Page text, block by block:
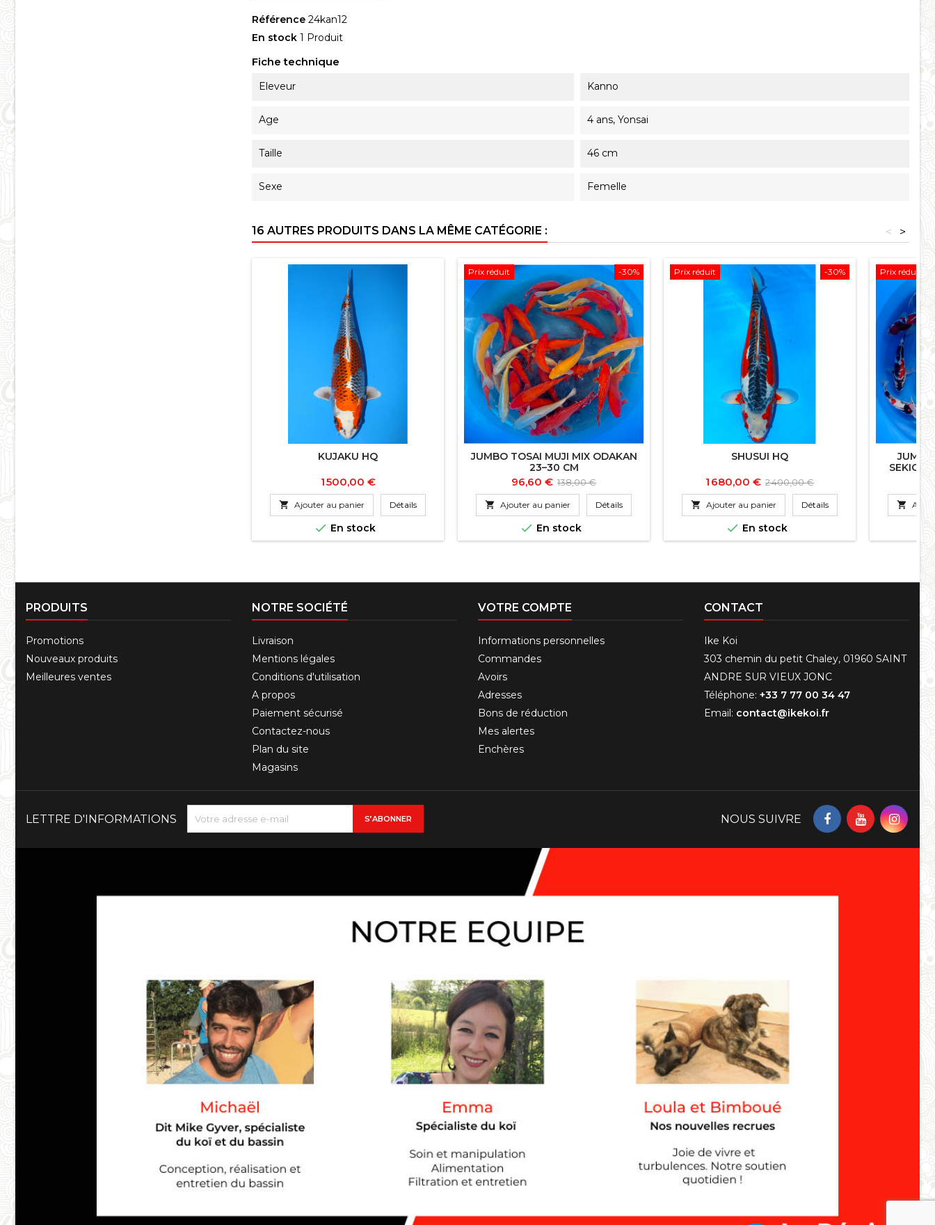
Référence 24kan12
En stock 1 Produit
Fiche technique
Eleveur Kanno
Age 4 ans, Yonsai
Taille 46 cm
Sexe Femelle
16 AUTRES PRODUITS DANS LA MÊME CATÉGORIE : >
<
KUJAKU HQ
Prix
1 500,00 €
 Ajouter au panier Détails
 En stock
-30%
Prix réduit
JUMBO TOSAI MUJI MIX ODAKAN
23–30 CM
Prix
96,60 € Prix
de
base
138,00 €
 Ajouter au panier Détails
 En stock
-30%
Prix réduit
SHUSUI HQ
Prix
1 680,00 € Prix
de
base
2 400,00 €
 Ajouter au panier Détails
 En stock
Prix réduit

PRODUITS
Promotions
Nouveaux produits
Meilleures ventes
NOTRE SOCIÉTÉ
Livraison
Mentions légales
Conditions d'utilisation
A propos
Paiement sécurisé
Contactez-nous
Plan du site
Magasins
VOTRE COMPTE
Informations personnelles
Commandes
Avoirs
Adresses
Bons de réduction
Mes alertes
Enchères
CONTACT
Ike Koi
303 chemin du petit Chaley, 01960 SAINT
ANDRE SUR VIEUX JONC
Téléphone: +33 7 77 00 34 47
Email: contact@ikekoi.fr
LETTRE D'INFORMATIONS NOUS SUIVRE